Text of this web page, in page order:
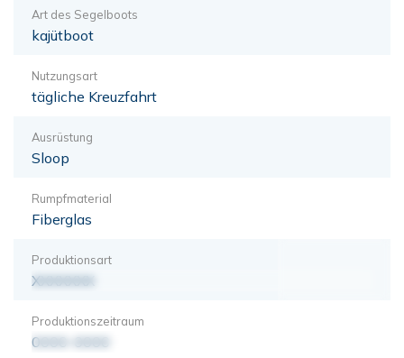
Art des Segelboots
kajütboot
Nutzungsart
tägliche Kreuzfahrt
Ausrüstung
Sloop
Rumpfmaterial
Fiberglas
Produktionsart
XXXXXXX
Produktionszeitraum
0000-0000